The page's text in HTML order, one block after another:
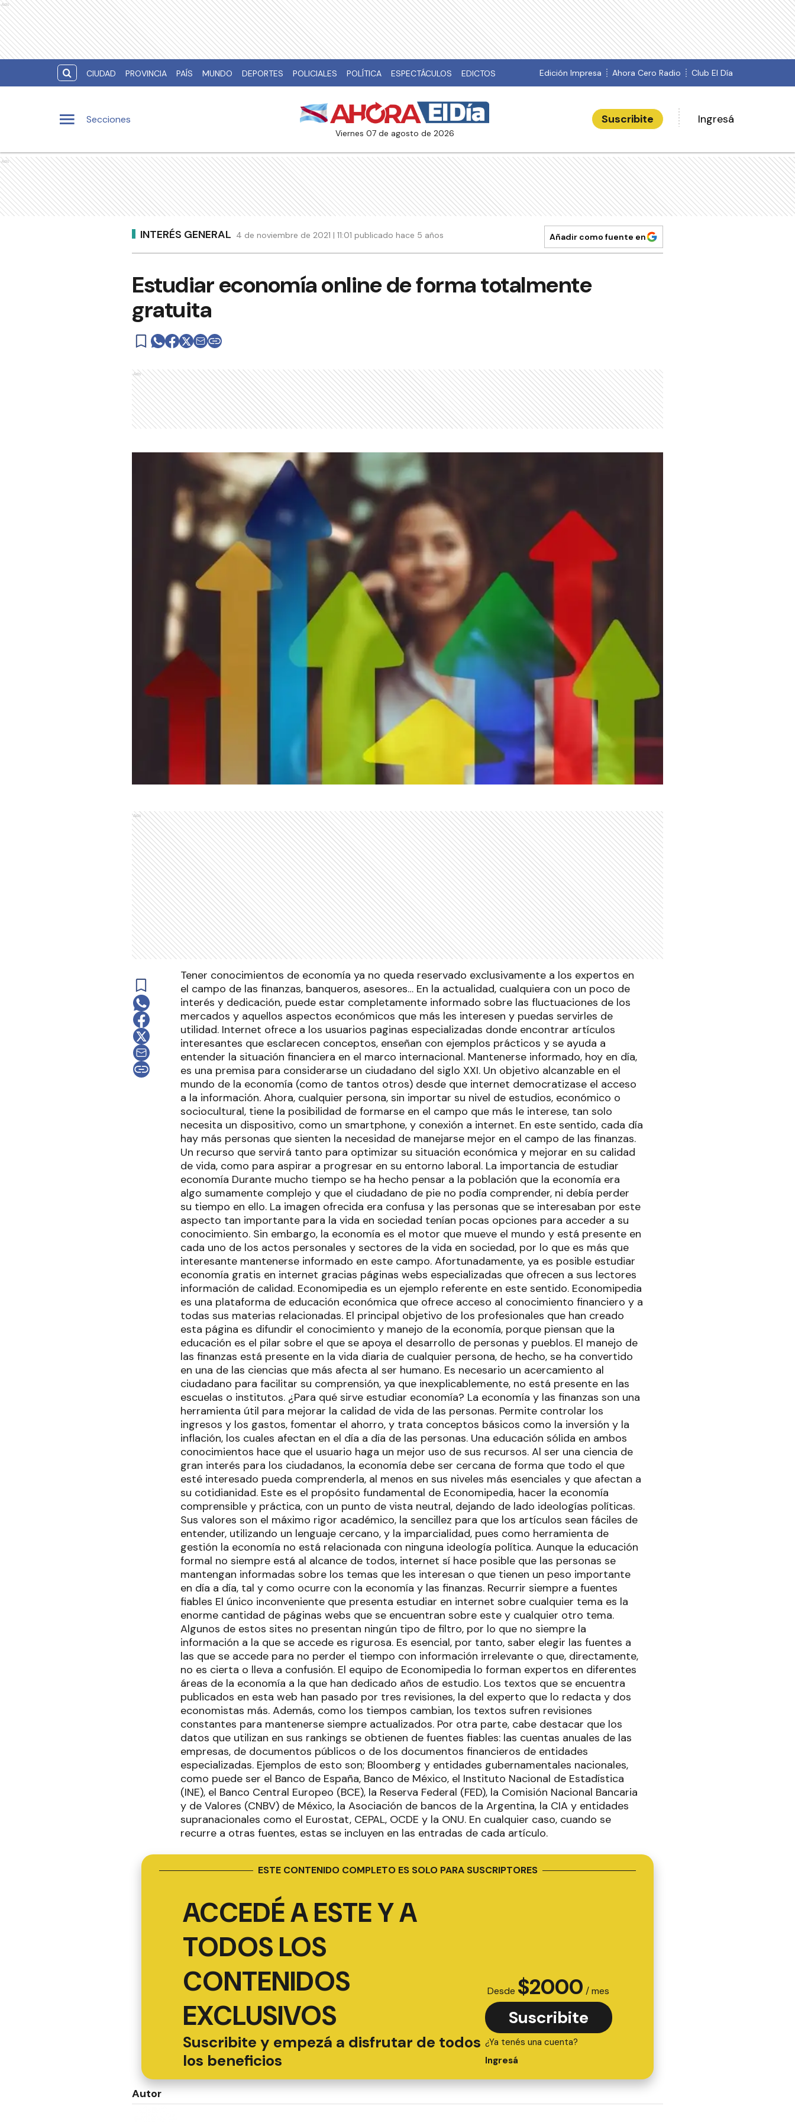
Ads
CIUDAD PROVINCIA PAÍS MUNDO DEPORTES POLICIALES POLÍTICA ESPECTÁCULOS EDICTOS Edición Impresa Ahora Cero Radio Club El Día
Secciones
viernes 07 de agosto de 2026
Suscribite Ingresá
Ads
INTERÉS GENERAL 4 de noviembre de 2021 | 11:01 publicado hace 5 años Añadir como fuente en
Estudiar economía online de forma totalmente
gratuita
Ads
Ads
Tener conocimientos de economía ya no queda reservado exclusivamente a los expertos en
el campo de las finanzas, banqueros, asesores… En la actualidad, cualquiera con un poco de
interés y dedicación, puede estar completamente informado sobre las fluctuaciones de los
mercados y aquellos aspectos económicos que más les interesen y puedas servirles de
utilidad. Internet ofrece a los usuarios paginas especializadas donde encontrar artículos
interesantes que esclarecen conceptos, enseñan con ejemplos prácticos y se ayuda a
entender la situación financiera en el marco internacional. Mantenerse informado, hoy en día,
es una premisa para considerarse un ciudadano del siglo XXI. Un objetivo alcanzable en el
mundo de la economía (como de tantos otros) desde que internet democratizase el acceso
a la información. Ahora, cualquier persona, sin importar su nivel de estudios, económico o
sociocultural, tiene la posibilidad de formarse en el campo que más le interese, tan solo
necesita un dispositivo, como un smartphone, y conexión a internet. En este sentido, cada día
hay más personas que sienten la necesidad de manejarse mejor en el campo de las finanzas.
Un recurso que servirá tanto para optimizar su situación económica y mejorar en su calidad
de vida, como para aspirar a progresar en su entorno laboral. La importancia de estudiar
economía Durante mucho tiempo se ha hecho pensar a la población que la economía era
algo sumamente complejo y que el ciudadano de pie no podía comprender, ni debía perder
su tiempo en ello. La imagen ofrecida era confusa y las personas que se interesaban por este
aspecto tan importante para la vida en sociedad tenían pocas opciones para acceder a su
conocimiento. Sin embargo, la economía es el motor que mueve el mundo y está presente en
cada uno de los actos personales y sectores de la vida en sociedad, por lo que es más que
interesante mantenerse informado en este campo. Afortunadamente, ya es posible estudiar
economía gratis en internet gracias páginas webs especializadas que ofrecen a sus lectores
información de calidad. Economipedia es un ejemplo referente en este sentido. Economipedia
es una plataforma de educación económica que ofrece acceso al conocimiento financiero y a
todas sus materias relacionadas. El principal objetivo de los profesionales que han creado
esta página es difundir el conocimiento y manejo de la economía, porque piensan que la
educación es el pilar sobre el que se apoya el desarrollo de personas y pueblos. El manejo de
las finanzas está presente en la vida diaria de cualquier persona, de hecho, se ha convertido
en una de las ciencias que más afecta al ser humano. Es necesario un acercamiento al
ciudadano para facilitar su comprensión, ya que inexplicablemente, no está presente en las
escuelas o institutos. ¿Para qué sirve estudiar economía? La economía y las finanzas son una
herramienta útil para mejorar la calidad de vida de las personas. Permite controlar los
ingresos y los gastos, fomentar el ahorro, y trata conceptos básicos como la inversión y la
inflación, los cuales afectan en el día a día de las personas. Una educación sólida en ambos
conocimientos hace que el usuario haga un mejor uso de sus recursos. Al ser una ciencia de
gran interés para los ciudadanos, la economía debe ser cercana de forma que todo el que
esté interesado pueda comprenderla, al menos en sus niveles más esenciales y que afectan a
su cotidianidad. Este es el propósito fundamental de Economipedia, hacer la economía
comprensible y práctica, con un punto de vista neutral, dejando de lado ideologías políticas.
Sus valores son el máximo rigor académico, la sencillez para que los artículos sean fáciles de
entender, utilizando un lenguaje cercano, y la imparcialidad, pues como herramienta de
gestión la economía no está relacionada con ninguna ideología política. Aunque la educación
formal no siempre está al alcance de todos, internet sí hace posible que las personas se
mantengan informadas sobre los temas que les interesan o que tienen un peso importante
en día a día, tal y como ocurre con la economía y las finanzas. Recurrir siempre a fuentes
fiables El único inconveniente que presenta estudiar en internet sobre cualquier tema es la
enorme cantidad de páginas webs que se encuentran sobre este y cualquier otro tema.
Algunos de estos sites no presentan ningún tipo de filtro, por lo que no siempre la
información a la que se accede es rigurosa. Es esencial, por tanto, saber elegir las fuentes a
las que se accede para no perder el tiempo con información irrelevante o que, directamente,
no es cierta o lleva a confusión. El equipo de Economipedia lo forman expertos en diferentes
áreas de la economía a la que han dedicado años de estudio. Los textos que se encuentra
publicados en esta web han pasado por tres revisiones, la del experto que lo redacta y dos
economistas más. Además, como los tiempos cambian, los textos sufren revisiones
constantes para mantenerse siempre actualizados. Por otra parte, cabe destacar que los
datos que utilizan en sus rankings se obtienen de fuentes fiables: las cuentas anuales de las
empresas, de documentos públicos o de los documentos financieros de entidades
especializadas. Ejemplos de esto son; Bloomberg y entidades gubernamentales nacionales,
como puede ser el Banco de España, Banco de México, el Instituto Nacional de Estadística
(INE), el Banco Central Europeo (BCE), la Reserva Federal (FED), la Comisión Nacional Bancaria
y de Valores (CNBV) de México, la Asociación de bancos de la Argentina, la CIA y entidades
supranacionales como el Eurostat, CEPAL, OCDE y la ONU. En cualquier caso, cuando se
recurre a otras fuentes, estas se incluyen en las entradas de cada artículo.
ESTE CONTENIDO COMPLETO ES SOLO PARA SUSCRIPTORES
ACCEDÉ A ESTE Y A
TODOS LOS
CONTENIDOS
EXCLUSIVOS
Suscribite y empezá a disfrutar de todos
los beneficios
Desde $2000 / mes
Suscribite
¿Ya tenés una cuenta?
Ingresá
Autor